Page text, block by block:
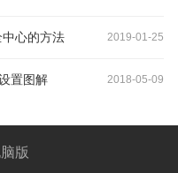
心的方法 2019-01-25
置图解 2018-05-09
版